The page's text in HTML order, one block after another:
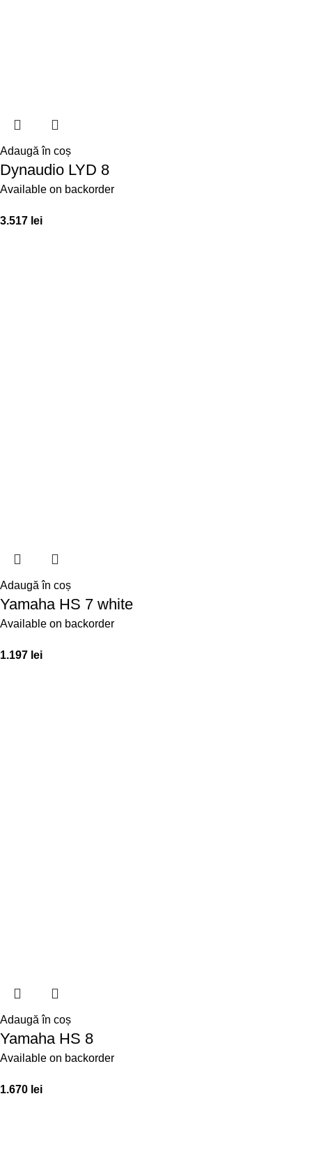
Adaugă în coș
Dynaudio LYD 8
Available on backorder
3.517 lei
Adaugă în coș
Yamaha HS 7 white
Available on backorder
1.197 lei
Adaugă în coș
Yamaha HS 8
Available on backorder
1.670 lei